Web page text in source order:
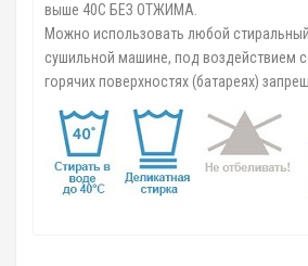
выше 40C БЕЗ ОТЖИМА.
Можно использовать любой
сушильной машине, под воздействием
горячих поверхностях (батареях)